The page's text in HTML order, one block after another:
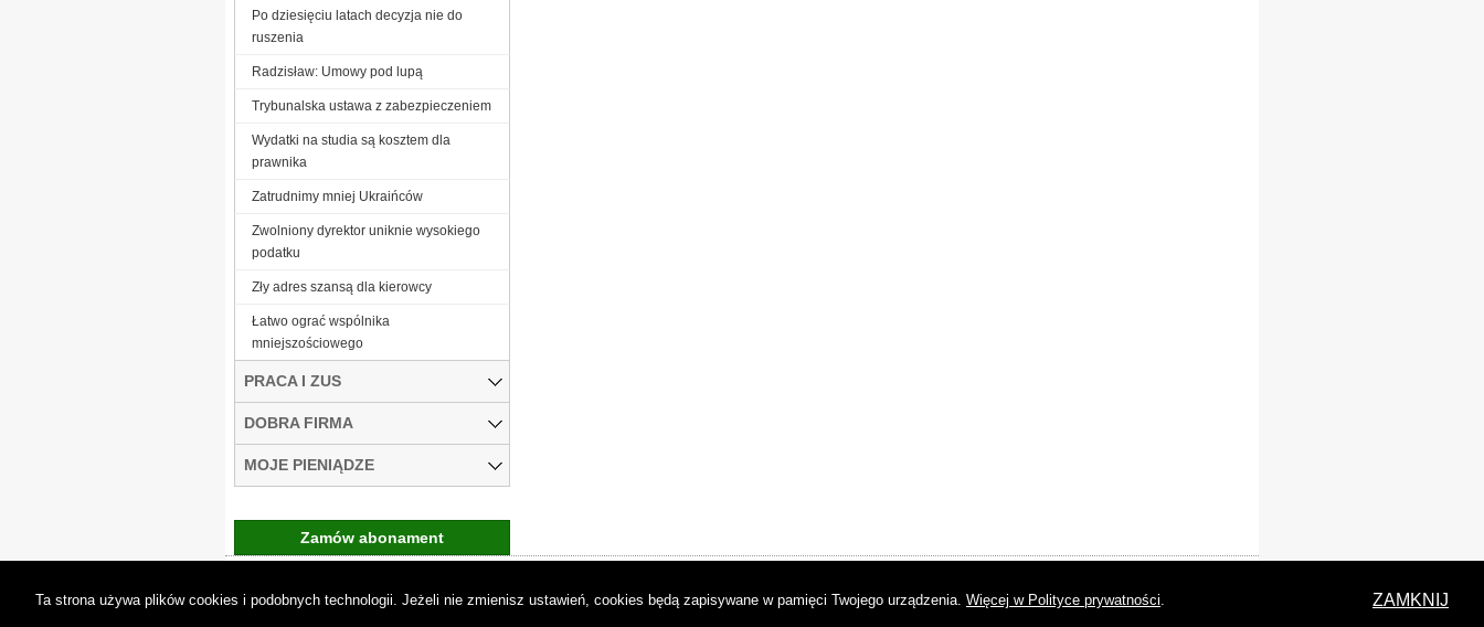
Po dziesięciu latach decyzja nie do
ruszenia
Radzisław: Umowy pod lupą
Trybunalska ustawa z zabezpieczeniem
Wydatki na studia są kosztem dla
prawnika
Zatrudnimy mniej Ukraińców
Zwolniony dyrektor uniknie wysokiego
podatku
Zły adres szansą dla kierowcy
Łatwo ograć wspólnika
mniejszościowego
PRACA I ZUS
DOBRA FIRMA
MOJE PIENIĄDZE
Zamów abonament
Ta strona używa plików cookies i podobnych technologii. Jeżeli nie zmienisz ustawień, cookies będą zapisywane w pamięci Twojego urządzenia. Więcej w Polityce prywatności. ZAMKNIJ